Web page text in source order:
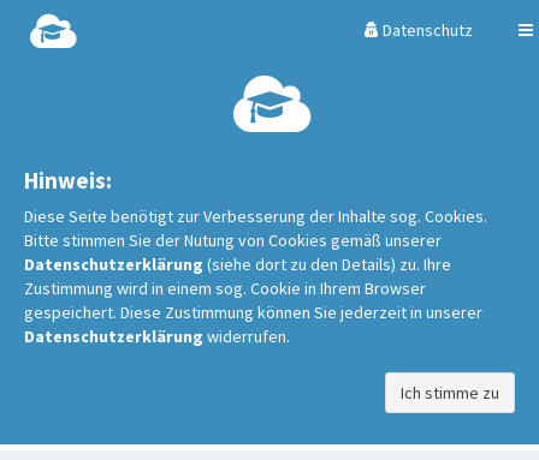
Hinweis:
Diese Seite benötigt zur Verbesserung der Inhalte sog. Cookies.
Bitte stimmen Sie der Nutung von Cookies gemäß unserer
Datenschutzerklärung (siehe dort zu den Details) zu. Ihre
Zustimmung wird in einem sog. Cookie in Ihrem Browser
gespeichert. Diese Zustimmung können Sie jederzeit in unserer
Datenschutzerklärung widerrufen.
Ich stimme zu
Datenschutz